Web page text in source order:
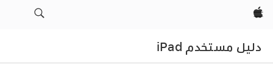
Apple‏
دليل مستخدم iPad